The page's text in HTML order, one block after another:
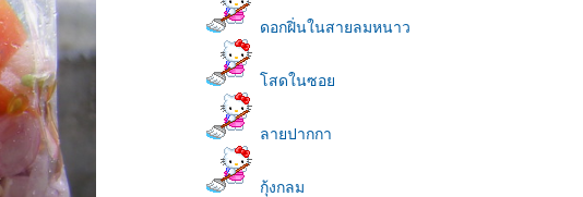
ดอกฝิ่นในสายลมหนาว
สดในซอ
ลายปากกา
กุ้งกลม